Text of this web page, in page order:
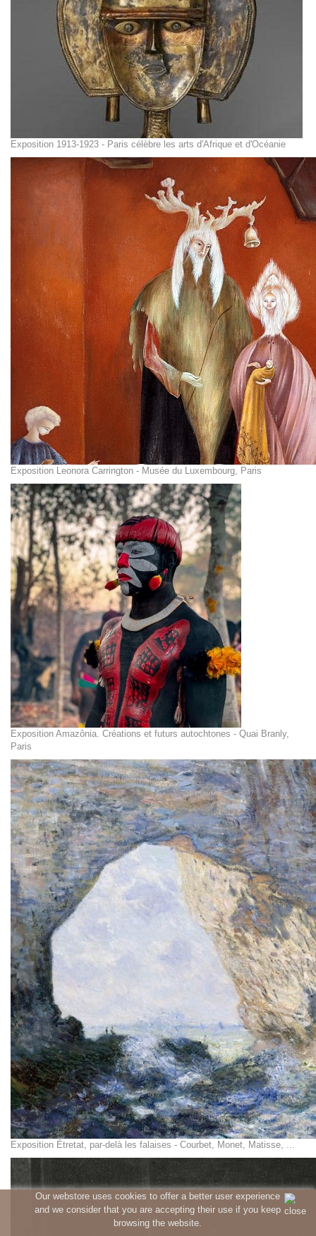
Our webstore uses cookies to offer a better user experience
and we consider that you are accepting their use if you keep
browsing the website.
Exposition 1913-1923 - Paris célèbre les arts d'Afrique et d'Océanie
Exposition Leonora Carrington - Musée du Luxembourg, Paris
Exposition Amazônia. Créations et futurs autochtones - Quai Branly,
Paris
Exposition Étretat, par-delà les falaises - Courbet, Monet, Matisse, ...